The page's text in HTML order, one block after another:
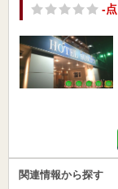
-点
関連情報から探す